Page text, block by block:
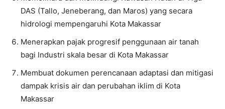
DAS (Tallo, Jeneberang, dan Maros) yang secara
hidrologi mempengaruhi Kota Makassar
Menerapkan pajak progresif penggunaan air tanah
bagi Industri skala besar di Kota Makassar
Membuat dokumen perencanaan adaptasi dan mitigasi
dampak krisis air dan perubahan iklim di Kota
Makassar